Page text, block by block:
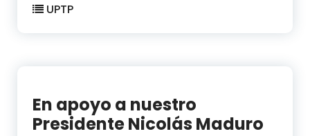
UPTP
En apoyo a nuestro
Presidente Nicolás Maduro